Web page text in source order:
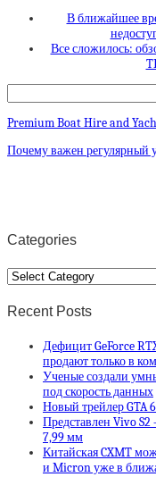
В ближайшее
Все сложилось:
Premium Boat Hire and
Почему важен регулярный
Categories
Categories
Recent Posts
Дефицит GeForce
продают только в
Ученые создали
под скорость данных
Новый трейлер GTA
Представлен Vivo S2
7,99 мм
Китайская CXMT
и Micron уже в